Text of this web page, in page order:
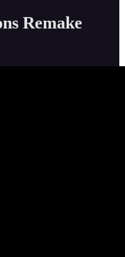
Remake